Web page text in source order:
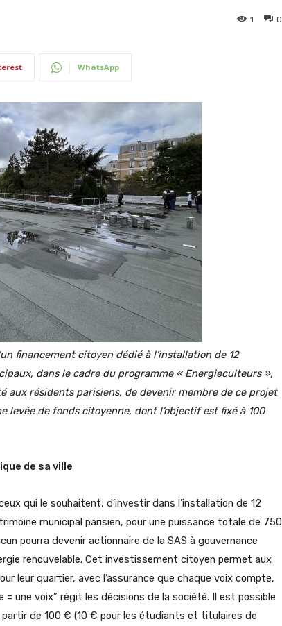
0
1
WhatsApp
financement citoyen dédié à l’installation de 12
dans le cadre du programme « Energieculteurs »,
aux résidents parisiens, de devenir membre de ce projet
de fonds citoyenne, dont l’objectif est fixé à 100
de sa ville
qui le souhaitent, d’investir dans l’installation de 12
municipal parisien, pour une puissance totale de 750
pourra devenir actionnaire de la SAS à gouvernance
renouvelable. Cet investissement citoyen permet aux
leur quartier, avec l’assurance que chaque voix compte,
= une voix” régit les décisions de la société. Il est possible
de 100 € (10 € pour les étudiants et titulaires de